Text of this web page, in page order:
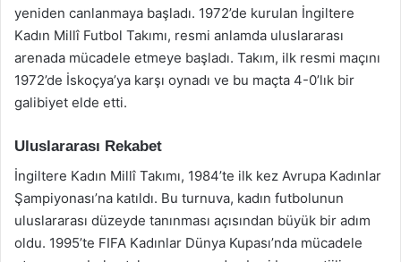
yeniden canlanmaya başladı. 1972’de kurulan İngiltere
Kadın Millî Futbol Takımı, resmi anlamda uluslararası
arenada mücadele etmeye başladı. Takım, ilk resmi maçını
1972’de İskoçya’ya karşı oynadı ve bu maçta 4-0’lık bir
galibiyet elde etti.
Uluslararası Rekabet
İngiltere Kadın Millî Takımı, 1984’te ilk kez Avrupa Kadınlar
Şampiyonası’na katıldı. Bu turnuva, kadın futbolunun
uluslararası düzeyde tanınması açısından büyük bir adım
oldu. 1995’te FIFA Kadınlar Dünya Kupası’nda mücadele